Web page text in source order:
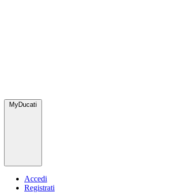
MyDucati
Accedi
Registrati